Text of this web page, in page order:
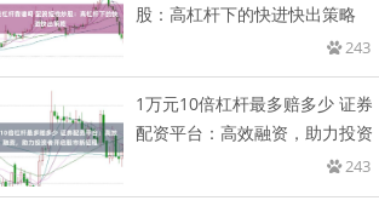
股：高杠杆下的快进快出策略
243
1万元10倍杠杆最多赔多少 证券
配资平台：高效融资，助力投资
243